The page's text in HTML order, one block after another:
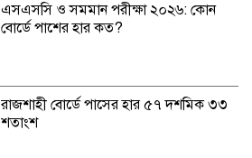
এসএসসি ও সমমান পরীক্ষা ২০২৬: কোন
বোর্ডে পাশের হার কত?
রাজশাহী বোর্ডে পাসের হার ৫৭ দশমিক ৩৩
শতাংশ